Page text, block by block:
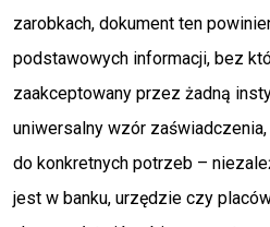
zarobkach, dokument ten
podstawowych informacji, bez
zaakceptowany przez żadną
uniwersalny wzór
do konkretnych potrzeb –
jest w banku, urzędzie czy